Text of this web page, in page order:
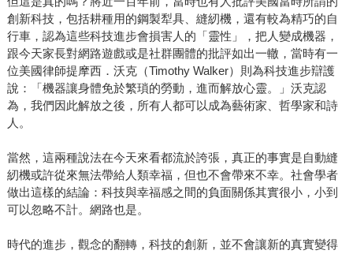
創新科技，包括耕種用的鋼製犁具、縫紉機，還有較為精巧的自
行車，認為這些科技進步會損害人的「靈性」，把人變成機器，
跟今天家長對網路遊戲或是社群團體的批評如出一轍，當時有一
位美國律師提摩西．沃克（Timothy Walker）則為科技進步辯護
說：「機器讓身體免於繁瑣的勞動，進而解放心靈。」沃克認
為，我們因此解放之後，所有人都可以成為藝術家、哲學家和詩
人。
當然，這兩種說法在今天來看都流於誇張，真正的事實是自動縫
紉機或許從來無法帶給人類幸福，但也不會帶來不幸。社會學者
做出這樣的結論：科技與幸福感之間的負面關係其實很小，小到
可以忽略不計。網路也是。
時代的進步，觀念的翻轉，科技的創新，並不會讓新的真實變得